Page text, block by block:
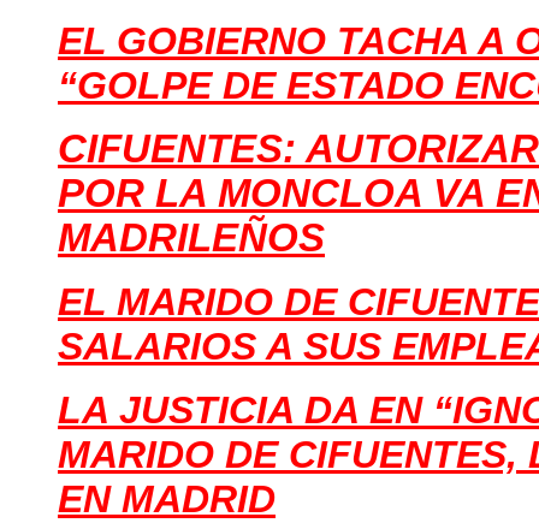
EL GOBIERNO TACHA A
“GOLPE DE ESTADO
CIFUENTES:
POR LA MONCLOA VA
MADRILEÑOS
EL MARIDO DE
SALARIOS A SUS
LA JUSTICIA DA EN
MARIDO DE
EN MADRID